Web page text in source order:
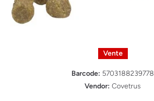
Vente
Barcode: 5703188239778
Vendor: Covetrus